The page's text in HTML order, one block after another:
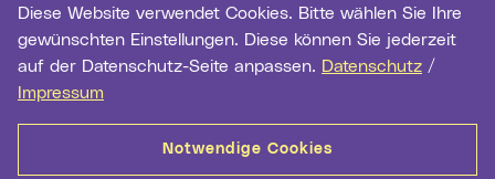
Diese Website verwendet Cookies. Bitte wählen Sie Ihre
gewünschten Einstellungen. Diese können Sie jederzeit
auf der Datenschutz-Seite anpassen. Datenschutz /
Impressum
Notwendige Cookies
Digitales Linz
Linz-Termine
Frag ELLI!